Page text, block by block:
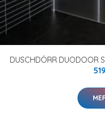
DUSCHDÖRR DUODOOR